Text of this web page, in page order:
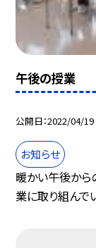
午後の授業
公開日 2022/04/19
お知らせ
暖かい午後から
業に取り組んで